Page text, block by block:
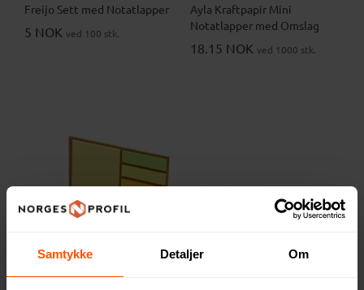
Samtykke Detaljer Om
Freijo Sett med Notatlapper
5 NOK ved 100 stk.
Ayla Kraftpapir Mini
Notatlapper med Omslag
18.15 NOK ved 1000 stk.